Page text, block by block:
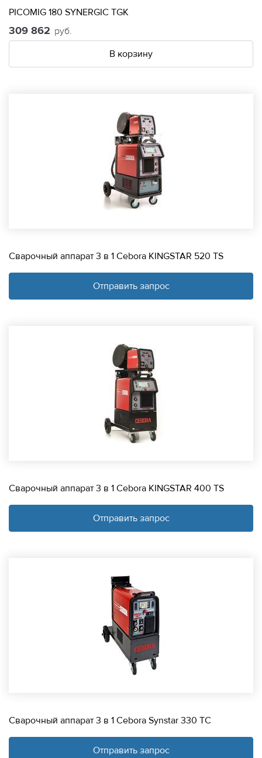
PICOMIG 180 SYNERGIC TGK
309 862 руб.
В корзину
Сварочный аппарат 3 в 1 Cebora KINGSTAR 520 TS
Отправить запрос
Сварочный аппарат 3 в 1 Cebora KINGSTAR 400 TS
Отправить запрос
Сварочный аппарат 3 в 1 Cebora Synstar 330 TC
Отправить запрос